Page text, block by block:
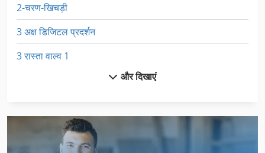
2-चरण-खिचड़ी
3 अक्ष डिजिटल प्रदर्शन
3 रास्ता वाल्व 1
और दिखाएं